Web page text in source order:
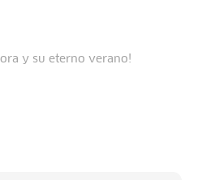
y su eterno verano!